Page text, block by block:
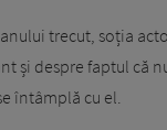
trecut, soția
și despre faptul că
întâmplă cu el.